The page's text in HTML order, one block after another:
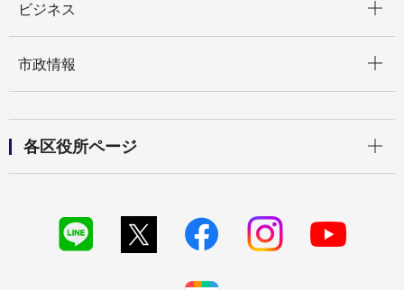
ビジネス
市政情報
各区役所ページ